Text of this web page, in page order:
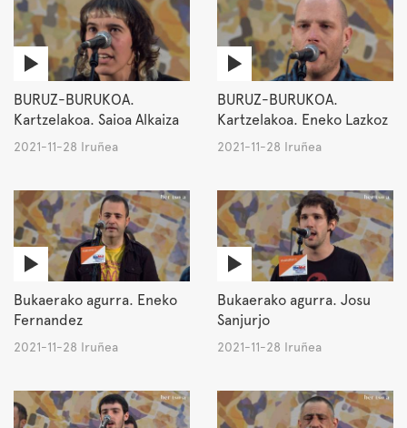
BURUZ-BURUKOA.
Kartzelakoa. Saioa Alkaiza
2021-11-28 Iruñea
BURUZ-BURUKOA.
Kartzelakoa. Eneko Lazkoz
2021-11-28 Iruñea
Bukaerako agurra. Eneko
Fernandez
2021-11-28 Iruñea
Bukaerako agurra. Josu
Sanjurjo
2021-11-28 Iruñea